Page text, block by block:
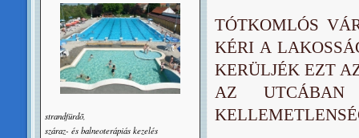
TÓTKOMLÓS
KÉRI A
KERÜLJÉK EZT
AZ
strandfürdõ,
száraz- és balneoterápiás kezelés